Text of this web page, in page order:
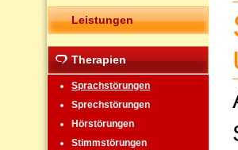
Leistungen
Therapien
Sprachstörungen
Sprechstörungen
Hörstörungen
Stimmstörungen